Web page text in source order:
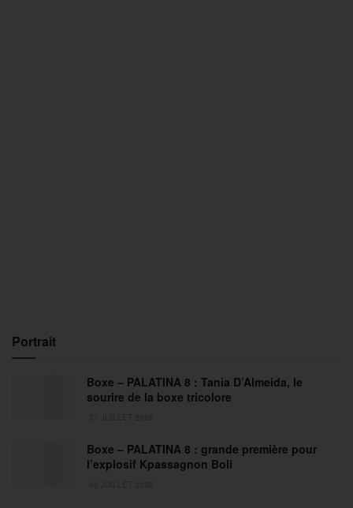
Portrait
Boxe – PALATINA 8 : Tania D’Almeida, le
sourire de la boxe tricolore
Boxe – PALATINA 8 : grande première pour
l’explosif Kpassagnon Boli